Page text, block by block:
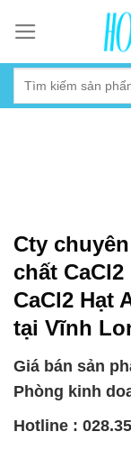
content
Cty
chất
CaCl2 Hạt
tại Vĩnh
Giá bán sản
Phòng kinh
Hotline :